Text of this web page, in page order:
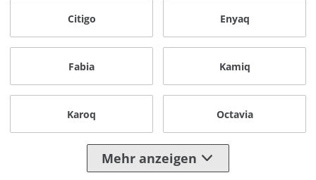
Citigo Enyaq
Fabia Kamiq
Karoq Octavia
Mehr anzeigen